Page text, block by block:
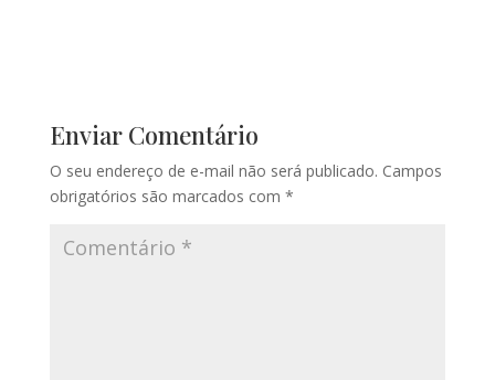
Enviar Comentário
O seu endereço de e-mail não será publicado. Campos
obrigatórios são marcados com *